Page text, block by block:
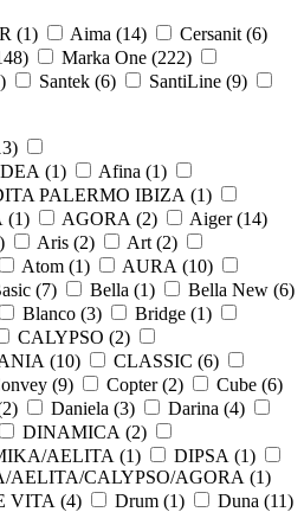
(1) Aima (14) Cersanit (6)
) Marka One (222)
) Santek (6) SantiLine (9)
)
(1) Afina (1)
PALERMO IBIZA (1)
(1) AGORA (2) Aiger (14)
) Aris (2) Art (2)
Atom (1) AURA (10)
(7) Bella (1) Bella New (6)
Blanco (3) Bridge (1)
CALYPSO (2)
(10) CLASSIC (6)
(9) Copter (2) Cube (6)
2) Daniela (3) Darina (4)
DINAMICA (2)
AELITA (1) DIPSA (1)
CALYPSO/AGORA (1)
VITA (4) Drum (1) Duna (11)